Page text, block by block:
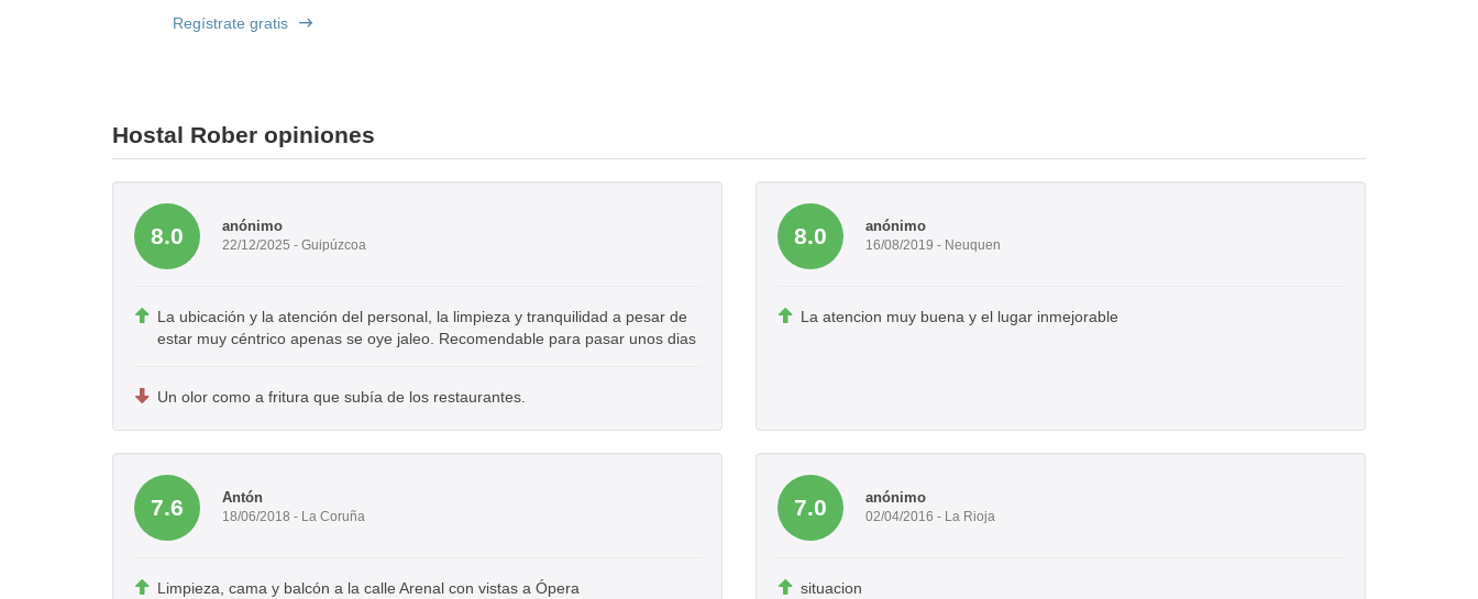
Regístrate gratis
Hostal Rober opiniones
8.0 anónimo
22/12/2025 - Guipúzcoa
La ubicación y la atención del personal, la limpieza y tranquilidad a pesar de
estar muy céntrico apenas se oye jaleo. Recomendable para pasar unos dias
Un olor como a fritura que subía de los restaurantes.
8.0 anónimo
16/08/2019 - Neuquen
La atencion muy buena y el lugar inmejorable
7.6 Antón
18/06/2018 - La Coruña
Limpieza, cama y balcón a la calle Arenal con vistas a Ópera
7.0 anónimo
02/04/2016 - La Rioja
situacion